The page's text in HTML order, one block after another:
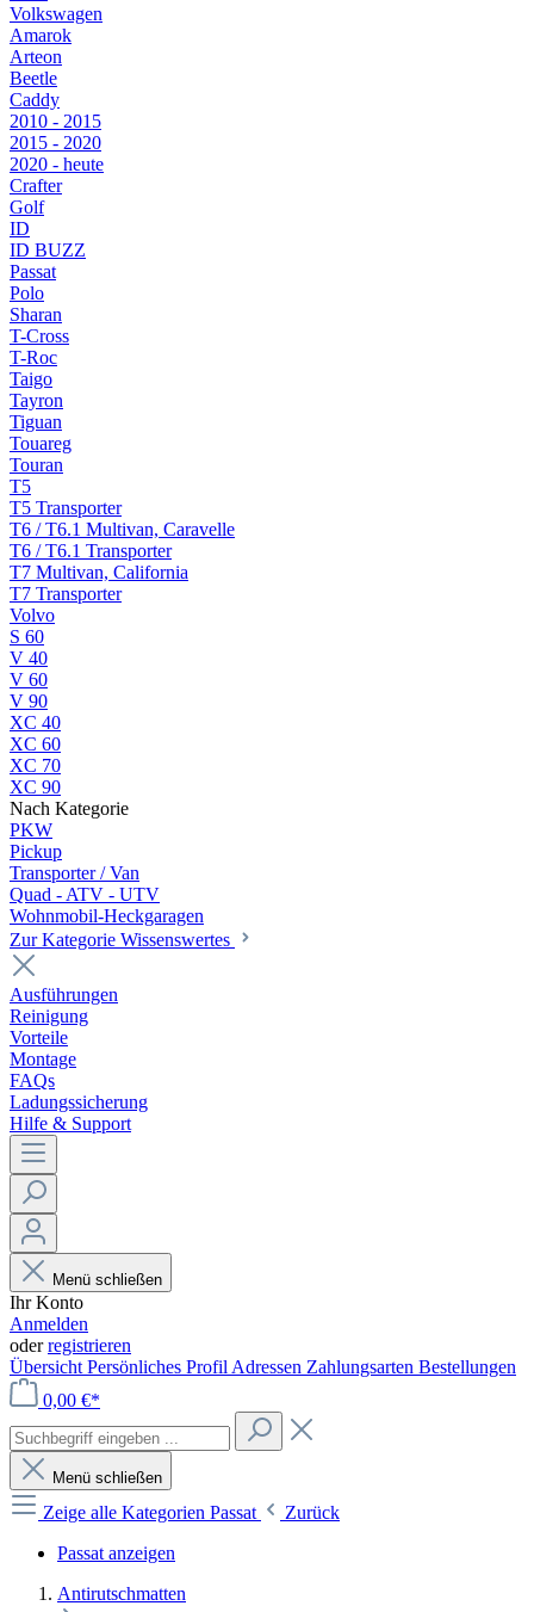
Volkswagen
Amarok
Arteon
Beetle
Caddy
2010 - 2015
2015 - 2020
2020 - heute
Crafter
Golf
ID
ID BUZZ
Passat
Polo
Sharan
T-Cross
T-Roc
Taigo
Tayron
Tiguan
Touareg
Touran
T5
T5 Transporter
T6 / T6.1 Multivan, Caravelle
T6 / T6.1 Transporter
T7 Multivan, California
T7 Transporter
Volvo
S 60
V 40
V 60
V 90
XC 40
XC 60
XC 70
XC 90
Nach Kategorie
PKW
Pickup
Transporter / Van
Quad - ATV - UTV
Wohnmobil-Heckgaragen
Zur Kategorie Wissenswertes
Ausführungen
Reinigung
Vorteile
Montage
FAQs
Ladungssicherung
Hilfe & Support
Menü schließen
Ihr Konto
Anmelden
oderregistrieren
Übersicht Persönliches Profil Adressen Zahlungsarten Bestellungen
0,00 €*
Menü schließen
Zeige alle Kategorien Passat
Zurück
Passat anzeigen
Antirutschmatten